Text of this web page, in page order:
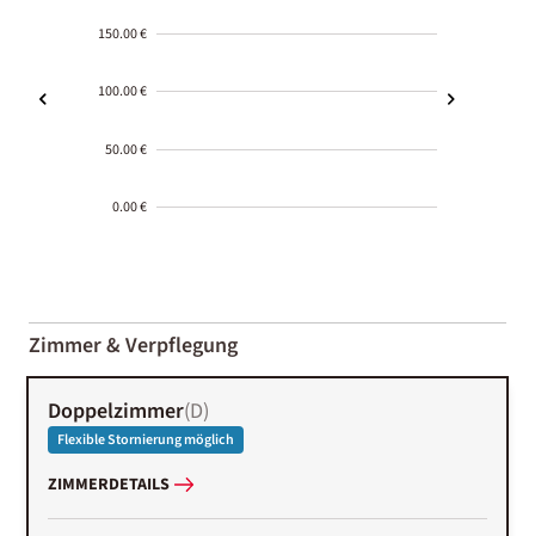
150.00 €
100.00 €
50.00 €
0.00 €
01-02
Zimmer & Verpflegung
Doppelzimmer(D)
Flexible Stornierung möglich
ZIMMERDETAILS